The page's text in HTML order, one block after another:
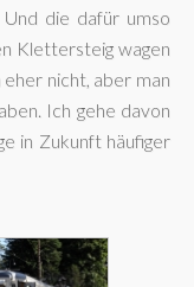
die dafür umso
Klettersteig wagen
nicht, aber man
Ich gehe davon
in Zukunft häufiger